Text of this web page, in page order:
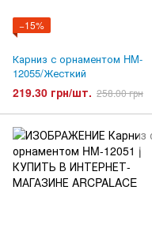
−15%
Карниз с орнаментом HM-
12055/Жесткий
219.30 грн/шт. 258.00 грн